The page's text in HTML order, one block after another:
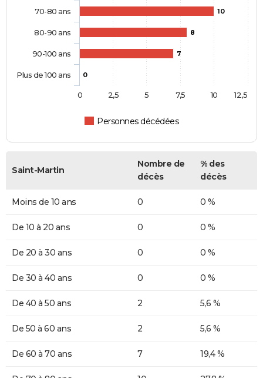
10
8
7
0
Personnes décédées
70-80 ans
80-90 ans
90-100 ans
Plus de 100 ans
0 10
2,5 5 7,5 12,5
Saint-Martin
Nombre de
décès
% des
décès
Moins de 10 ans 0 0 %
De 10 à 20 ans 0 0 %
De 20 à 30 ans 0 0 %
De 30 à 40 ans 0 0 %
De 40 à 50 ans 2 5,6 %
De 50 à 60 ans 2 5,6 %
De 60 à 70 ans 7 19,4 %